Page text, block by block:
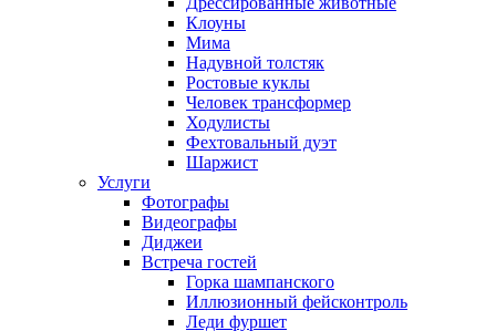
Клоуны
Мима
Надувной толстяк
Ростовые куклы
Человек трансформер
Ходулисты
Фехтовальный дуэт
Шаржист
Услуги
Фотографы
Видеографы
Диджеи
Встреча гостей
Горка шампанского
Иллюзионный фейсконтроль
Леди фуршет